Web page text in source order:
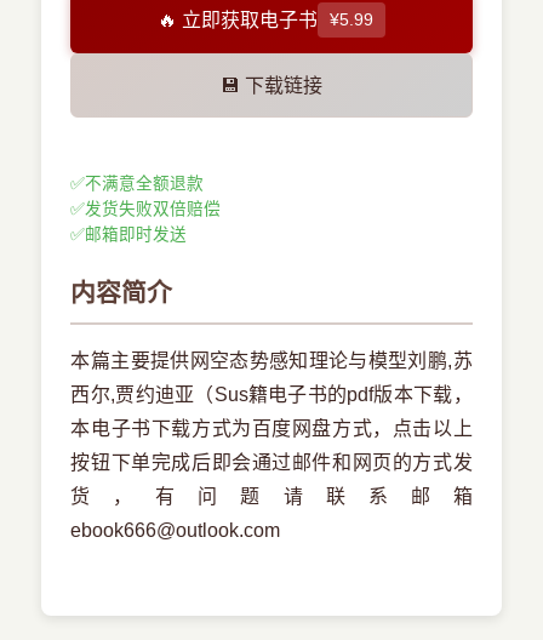
🔥 立即获取电子书 ¥5.99
💾 下载链接
✅不满意全额退款
✅发货失败双倍赔偿
✅邮箱即时发送
内容简介
本篇主要提供网空态势感知理论与模型刘鹏,苏
西尔,贾约迪亚（Sus籍电子书的pdf版本下载，
本电子书下载方式为百度网盘方式，点击以上
按钮下单完成后即会通过邮件和网页的方式发
货，有问题请联系邮箱
ebook666@outlook.com